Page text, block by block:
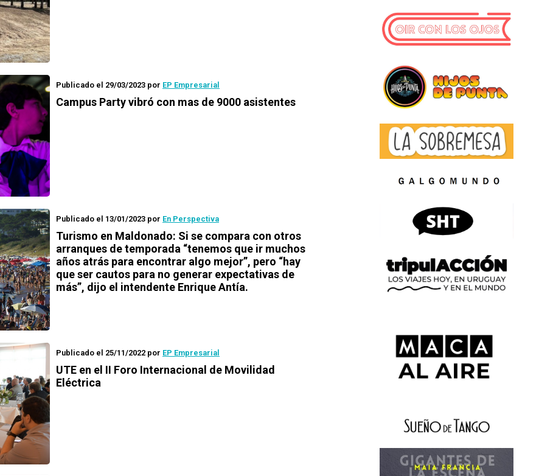
Publicado el 29/03/2023 por EP Empresarial
Campus Party vibró con mas de 9000 asistentes
Publicado el 13/01/2023 por En Perspectiva
Turismo en Maldonado: Si se compara con otros
arranques de temporada “tenemos que ir muchos
años atrás para encontrar algo mejor”, pero “hay
que ser cautos para no generar expectativas de
más”, dijo el intendente Enrique Antía.
Publicado el 25/11/2022 por EP Empresarial
UTE en el II Foro Internacional de Movilidad
Eléctrica